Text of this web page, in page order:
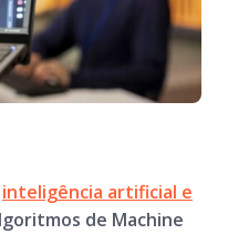
inteligência artificial e
de Machine